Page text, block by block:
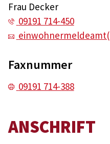
Frau Decker
09191 714-450
Faxnummer
09191 714-388
ANSCHRIFT